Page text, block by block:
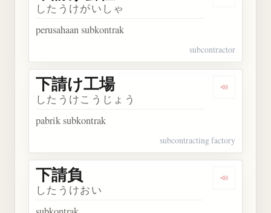
したうけがいしゃ
perusahaan subkontrak
subcontractor
Dengarkan
下請け工場
したうけこうじょう
pabrik subkontrak
subcontracting factory
Dengarkan
下請負
したうけおい